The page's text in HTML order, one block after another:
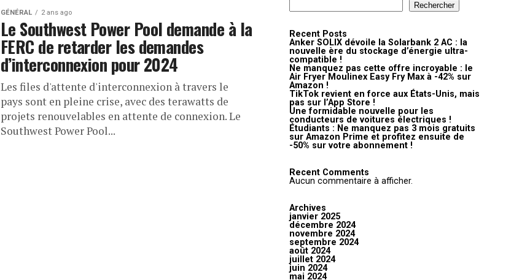
GÉNÉRAL 2 ans ago
Le Southwest Power Pool demande à la
FERC de retarder les demandes
d’interconnexion pour 2024
Les files d'attente d'interconnexion à travers le
pays sont en pleine crise, avec des terawatts de
projets renouvelables en attente de connexion. Le
Southwest Power Pool...
Rechercher
Recent Posts
Anker SOLIX dévoile la Solarbank 2 AC : la
nouvelle ère du stockage d’énergie ultra-
compatible !
Ne manquez pas cette offre incroyable : le
Air Fryer Moulinex Easy Fry Max à -42% sur
Amazon !
TikTok revient en force aux États-Unis, mais
pas sur l’App Store !
Une formidable nouvelle pour les
conducteurs de voitures électriques !
Étudiants : Ne manquez pas 3 mois gratuits
sur Amazon Prime et profitez ensuite de
-50% sur votre abonnement !
Recent Comments
Aucun commentaire à afficher.
Archives
janvier 2025
décembre 2024
novembre 2024
septembre 2024
août 2024
juillet 2024
juin 2024
mai 2024